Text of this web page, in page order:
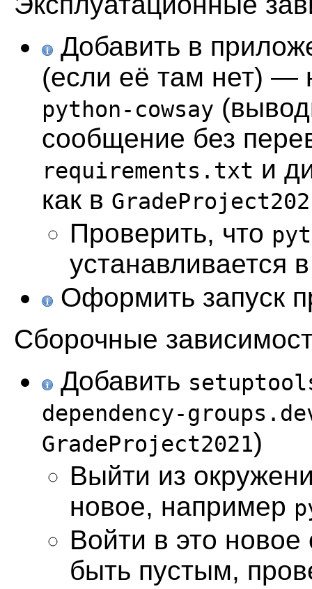
Добавить в
(если её там нет)
python-cowsay
сообщение без
requirements.txt и
как в
Проверить, что
устанавливается
Оформить запуск
Сборочные
Добавить
dependency-
GradeProject2021)
Выйти из
новое, например
Войти в это
быть пустым,